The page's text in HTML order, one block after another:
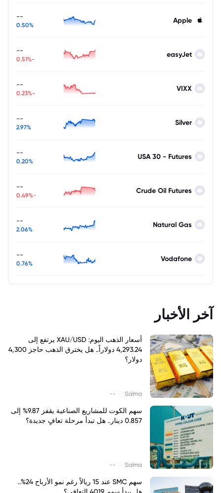
Apple
--
0.50%
easyJet
--
-0.51%
VIXX
--
-0.23%
Silver
--
2.97%
USA 30 - Futures
--
0.20%
Crude Oil Futures
--
-0.49%
Natural Gas
--
2.06%
Vodafone
--
0.76%
آخر الأخبار
أسعار الذهب اليوم: XAU/USD يرتفع إلى
4,293.24 دولاراً.. هل يخترق الذهب حاجز 4,300
دولار؟
Salma
--
سهم الكوت للمشاريع الصناعية يقفز 9.87% إلى
0.857 دينار.. هل تبدأ مرحلة تعافٍ جديدة؟
Salma
--
سهم SMC عند 15 ريالاً رغم نمو الأرباح 24%..